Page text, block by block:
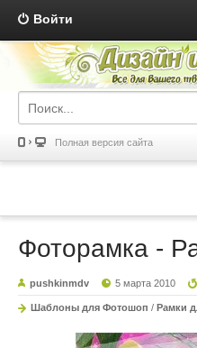
Войти
Полная версия сайта
Фоторамка -
pushkinmdv 5 марта 2010
Шаблоны для Фотошоп / Рамки